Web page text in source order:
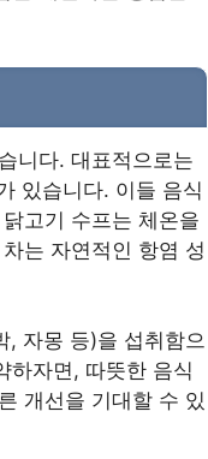
니다. 대표적으로는
있습니다. 이들 음식
고기 수프는 체온을
는 자연적인 항염 성
, 자몽 등)을 섭취함으
하자면, 따뜻한 음식
개선을 기대할 수 있